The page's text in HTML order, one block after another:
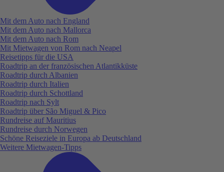
Mit dem Auto nach England
Mit dem Auto nach Mallorca
Mit dem Auto nach Rom
Mit Mietwagen von Rom nach Neapel
Reisetipps für die USA
Roadtrip an der französischen Atlantikküste
Roadtrip durch Albanien
Roadtrip durch Italien
Roadtrip durch Schottland
Roadtrip nach Sylt
Roadtrip über São Miguel & Pico
Rundreise auf Mauritius
Rundreise durch Norwegen
Schöne Reiseziele in Europa ab Deutschland
Weitere Mietwagen-Tipps